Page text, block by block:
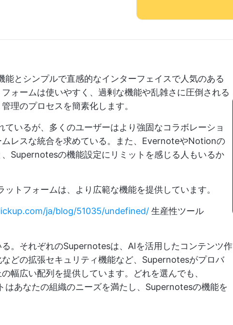
とシンプルで直感的なインターフェイスで人気のある
ォームは使いやすく、過剰な機能や乱雑さに圧倒される
理のプロセスを簡素化します。
いるが、多くのユーザーはより強固なコラボレーショ
レスな統合を求めている。また、EvernoteやNotionの
Supernotesの機能設定にリミットを感じる人もいるか
トフォームは、より広範な機能を提供しています。
ja/blog/51035/undefined/ 生産性ツール
。それぞれのSupernotesは、AIを活用したコンテンツ作
どの拡張セキュリティ機能など、Supernotesがプロバ
幅広い配列を提供しています。どれを選んでも、
あなたの組織のニーズを満たし、Supernotesの機能を